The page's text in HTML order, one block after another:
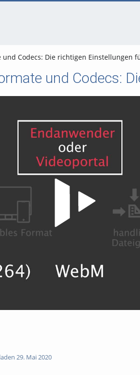
Codecs: Die richtigen Einstellungen
Video
29. Mai 2020